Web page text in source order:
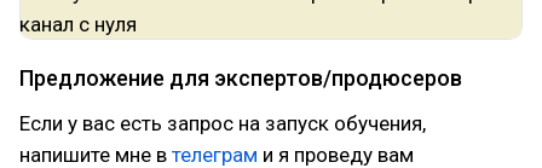
Предложение для экспертов/продюсеров
Если у вас есть запрос на запуск обучения,
напишите мне в телеграм и я проведу вам